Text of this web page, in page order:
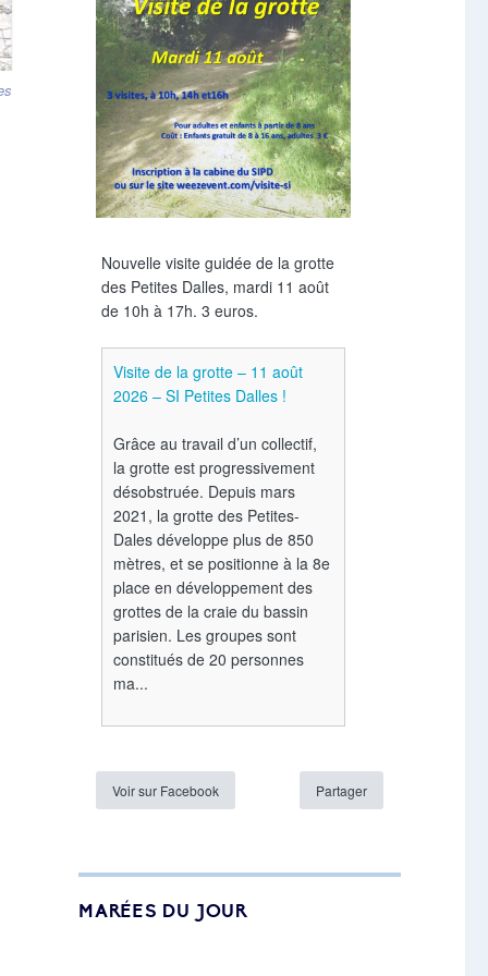
Nouvelle visite guidée de la grotte
des Petites Dalles, mardi 11 août
de 10h à 17h. 3 euros.
Visite de la grotte – 11 août
2026 – SI Petites Dalles !
Grâce au travail d’un collectif,
la grotte est progressivement
désobstruée. Depuis mars
2021, la grotte des Petites-
Dales développe plus de 850
mètres, et se positionne à la 8e
place en développement des
grottes de la craie du bassin
parisien. Les groupes sont
constitués de 20 personnes
ma...
Voir sur Facebook Partager
MARÉES DU JOUR